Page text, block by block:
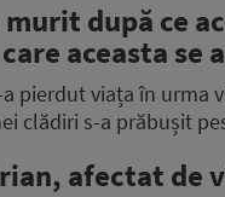
murit după ce
aceasta se
pierdut viața în urma
clădiri s-a prăbușit
afectat de